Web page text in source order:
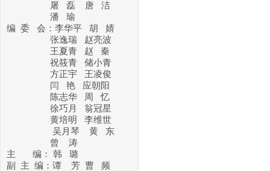
屠 磊 唐 洁
潘 瑜
编 委 会：李华平 胡 婧
张逸瑞 赵亮波
王夏青 赵 秦
祝筱青 储小青
方正宇 王凌俊
闫 艳 应朝阳
陈志华 周 忆
徐巧月 翁冠星
黄培明 李维世
吴月琴
黄 东
曾 涛
主 编： 韩 璐
副 主 编：谭 芳 曹 频